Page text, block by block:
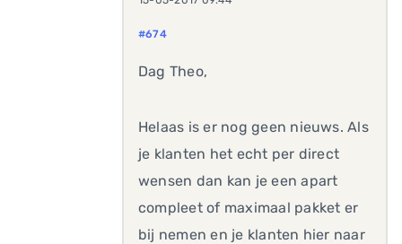
#674
Dag Theo,
Helaas is er nog geen nieuws. Als
je klanten het echt per direct
wensen dan kan je een apart
compleet of maximaal pakket er
bij nemen en je klanten hier naar